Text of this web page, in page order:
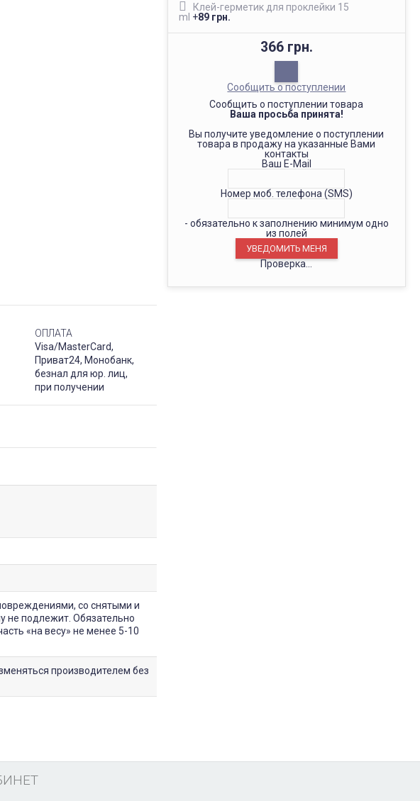
Клей-герметик для проклейки 15
ml +89 грн.
366 грн.
Сообщить о поступлении
Сообщить о поступлении товара
Ваша просьба принята!
Вы получите уведомление о поступлении
товара в продажу на указанные Вами
контакты
Ваш E-Mail
Номер моб. телефона (SMS)
- обязательно к заполнению минимум одно
из полей
Проверка...
ОПЛАТА
Visa/MasterCard,
Приват24, Монобанк,
безнал для юр. лиц,
при получении
со снятыми и
не подлежит. Обязательно
«на весу» не менее 5-10
производителем без